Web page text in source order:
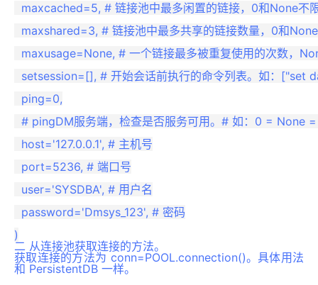
maxcached=5, # 链接池中最多闲置的链接，0和None不
maxshared=3, # 链接池中最多共享的链接数量，0和None
maxusage=None, # 一个链接最多被重复使用的次数，
setsession=[], # 开始会话前执行的命令列表。如：["set
  ping=0,
# pingDM服务端，检查是否服务可用。# 如：0 = None =
  host='127.0.0.1', # 主机号
  port=5236, # 端口号
  user='SYSDBA', # 用户名
  password='Dmsys_123', # 密码
二 从连接池获取连接的方法。
获取连接的方法为 conn=POOL.connection()。具体用法
和 PersistentDB 一样。